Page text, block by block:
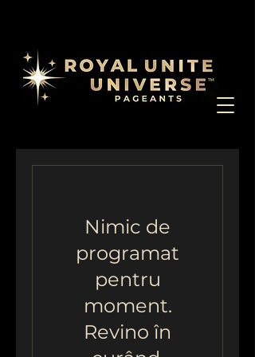
Nimic de
programat
pentru
moment.
Revino în